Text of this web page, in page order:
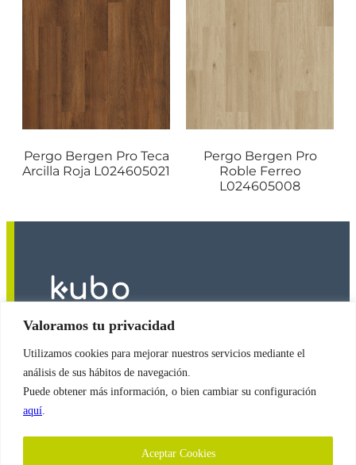
Valoramos tu privacidad
Utilizamos cookies para mejorar nuestros servicios mediante el
análisis de sus hábitos de navegación.
Puede obtener más información, o bien cambiar su configuración
aquí
Aceptar Cookies
Pergo Bergen Pro Teca
Arcilla Roja L024605021
Pergo Bergen Pro
Roble Ferreo
L024605008
2026
Política de Cookies